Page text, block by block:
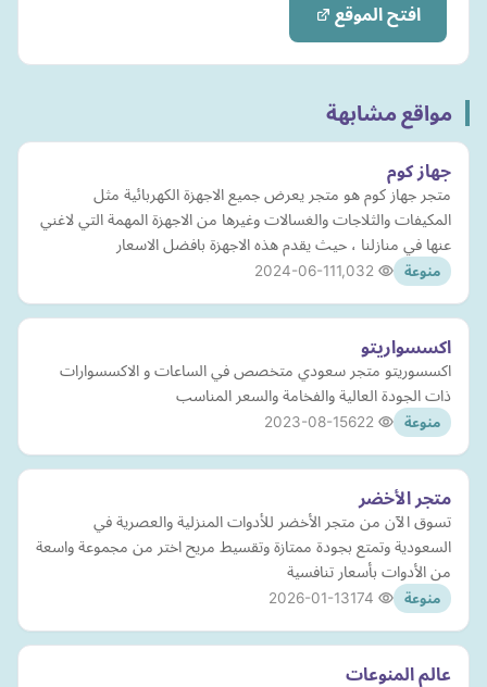
افتح الموقع
مواقع مشابهة
جهاز كوم
متجر جهاز كوم هو متجر يعرض جميع الاجهزة الكهربائية مثل
المكيفات والثلاجات والغسالات وغيرها من الاجهزة المهمة التي لاغني
عنها في منازلنا ، حيث يقدم هذه الاجهزة بافضل الاسعار
منوعة 2024-06-11
اكسسواريتو
اكسسوريتو متجر سعودي متخصص في الساعات و الاكسسوارات
ذات الجودة العالية والفخامة والسعر المناسب
منوعة 2023-08-15
متجر الأخضر
تسوق الآن من متجر الأخضر للأدوات المنزلية والعصرية في
السعودية وتمتع بجودة ممتازة وتقسيط مريح اختر من مجموعة واسعة
من الأدوات بأسعار تنافسية
منوعة 2026-01-13
عالم المنوعات